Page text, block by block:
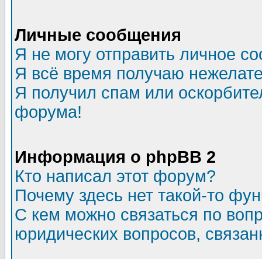
Личные сообщения
Я не могу отправить личное
Я всё время получаю
Я получил спам или
форума!
Информация о phpBB 2
Кто написал этот форум?
Почему здесь нет такой-то
С кем можно связаться по
юридических вопросов,